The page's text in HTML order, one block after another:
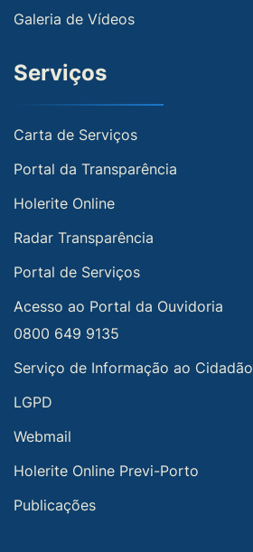
Galeria de Vídeos
Serviços
Carta de Serviços
Portal da Transparência
Holerite Online
Radar Transparência
Portal de Serviços
Acesso ao Portal da Ouvidoria
0800 649 9135
Serviço de Informação ao Cidadão
LGPD
Webmail
Holerite Online Previ-Porto
Publicações